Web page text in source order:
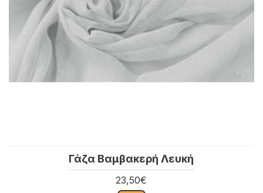
Γάζα Βαμβακερή Λευκή
23,50€